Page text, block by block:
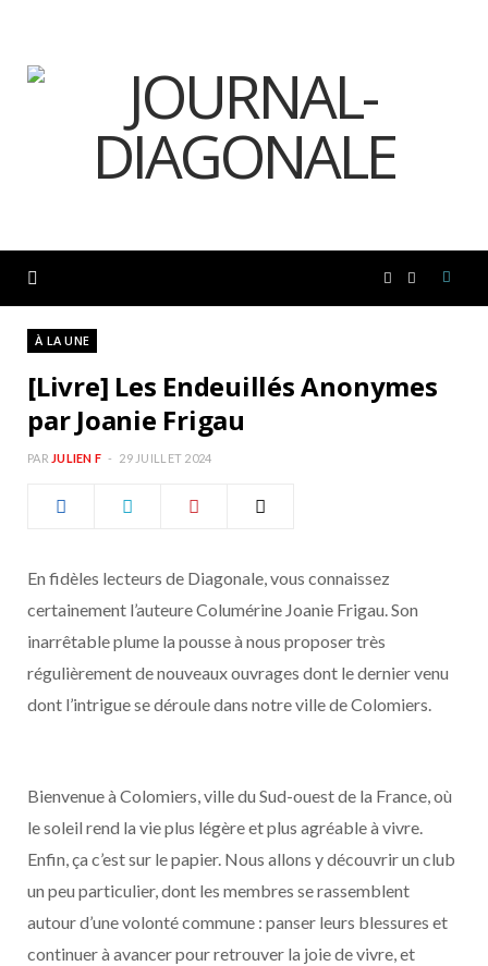
c
o
k
s
r
À LA UNE
[Livre] Les Endeuillés Anonymes
par Joanie Frigau
PAR JULIEN F 29 JUILLET 2024
En fidèles lecteurs de Diagonale, vous connaissez
certainement l’auteure Columérine Joanie Frigau. Son
inarrêtable plume la pousse à nous proposer très
régulièrement de nouveaux ouvrages dont le dernier venu
dont l’intrigue se déroule dans notre ville de Colomiers.
Bienvenue à Colomiers, ville du Sud-ouest de la France, où
le soleil rend la vie plus légère et plus agréable à vivre.
Enfin, ça c’est sur le papier. Nous allons y découvrir un club
un peu particulier, dont les membres se rassemblent
autour d’une volonté commune : panser leurs blessures et
continuer à avancer pour retrouver la joie de vivre, et